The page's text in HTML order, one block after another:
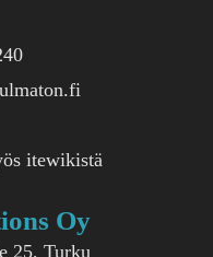
itewikistä
Oy
25, Turku